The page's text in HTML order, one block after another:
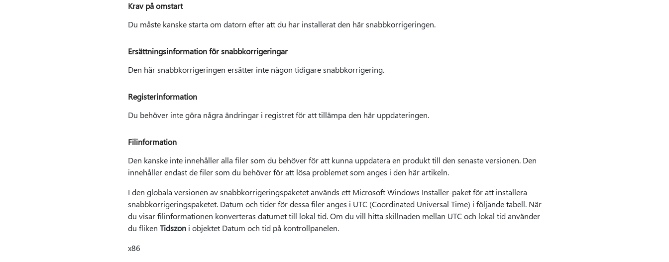
Krav på omstart
Du måste kanske starta om datorn efter att du har installerat den här snabbkorrigeringen.
Ersättningsinformation för snabbkorrigeringar
Den här snabbkorrigeringen ersätter inte någon tidigare snabbkorrigering.
Registerinformation
Du behöver inte göra några ändringar i registret för att tillämpa den här uppdateringen.
Filinformation
Den kanske inte innehåller alla filer som du behöver för att kunna uppdatera en produkt till den senaste versionen. Den
innehåller endast de filer som du behöver för att lösa problemet som anges i den här artikeln.
I den globala versionen av snabbkorrigeringspaketet används ett Microsoft Windows Installer-paket för att installera
snabbkorrigeringspaketet. Datum och tider för dessa filer anges i UTC (Coordinated Universal Time) i följande tabell. När
du visar filinformationen konverteras datumet till lokal tid. Om du vill hitta skillnaden mellan UTC och lokal tid använder
du fliken Tidszoni objektet Datum och tid på kontrollpanelen.
x86